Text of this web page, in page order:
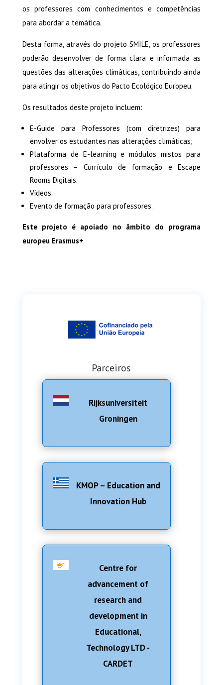
os professores com conhecimentos e competências
para abordar a temática.
Desta forma, através do projeto SMILE, os professores
poderão desenvolver de forma clara e informada as
questões das alterações climáticas, contribuindo ainda
para atingir os objetivos do Pacto Ecológico Europeu.
Os resultados deste projeto incluem:
E-Guide para Professores (com diretrizes) para
envolver os estudantes nas alterações climáticas;
Plataforma de E-learning e módulos mistos para
professores – Currículo de formação e Escape
Rooms Digitais.
Vídeos.
Evento de formação para professores.
Este projeto é apoiado no âmbito do programa
europeu Erasmus+
Parceiros
Rijksuniversiteit
Groningen
KMOP – Education and
Innovation Hub
Centre for
advancement of
research and
development in
Educational,
Technology LTD -
CARDET